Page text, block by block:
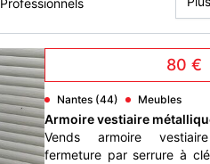
Professionnels
80 €
Nantes (44) Meubles
Armoire vestiaire
Vends armoire
fermeture par serrure à